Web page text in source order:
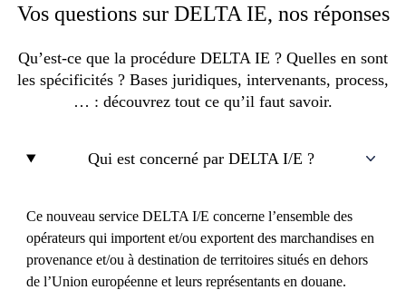
Vos questions sur DELTA IE, nos réponses
Qu’est-ce que la procédure DELTA IE ? Quelles en sont
les spécificités ? Bases juridiques, intervenants, process,
… : découvrez tout ce qu’il faut savoir.
Qui est concerné par DELTA I/E ?
Ce nouveau service DELTA I/E concerne l’ensemble des
opérateurs qui importent et/ou exportent des marchandises en
provenance et/ou à destination de territoires situés en dehors
de l’Union européenne et leurs représentants en douane.